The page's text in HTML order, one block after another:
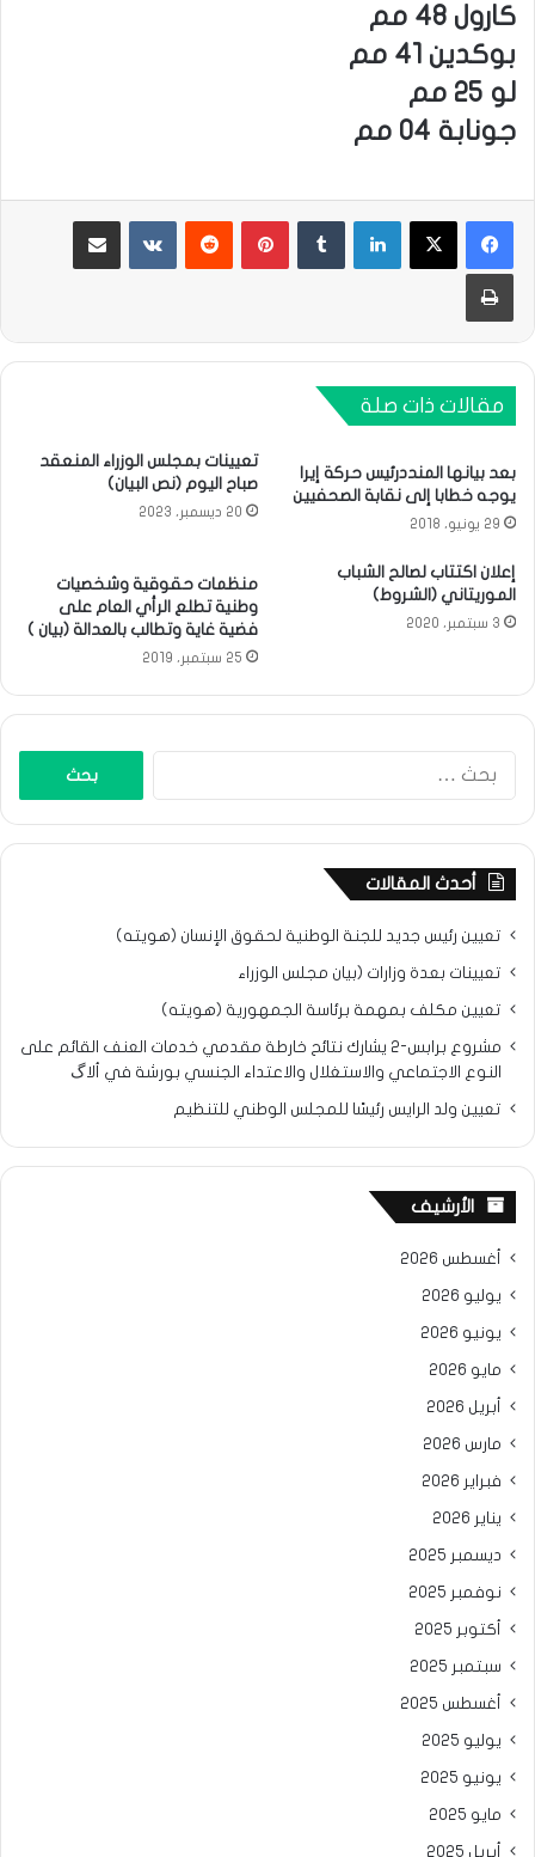
كارول 48 مم
بوكدين 41 مم
لو 25 مم
جونابة 04 مم
لينكدإن بينتيريست مشاركة عبر البريد
طباعة
مقالات ذات صلة
بعد بيانها المنددرئيس حركة إيرا
يوجه خطابا إلى نقابة الصحفيين
29 يونيو، 2018
تعيينات بمجلس الوزراء المنعقد
صباح اليوم (نص البيان)
20 ديسمبر، 2023
إعلان اكتتاب لصالح الشباب
الموريتاني (الشروط)
3 سبتمبر، 2020
منظمات حقوقية وشخصيات
وطنية تطلع الرأي العام على
فضية غاية وتطالب بالعدالة (بيان )
25 سبتمبر، 2019
أحدث المقالات
تعيين رئيس جديد للجنة الوطنية لحقوق الإنسان (هويته)
تعيينات بعدة وزارات (بيان مجلس الوزراء
تعيين مكلف بمهمة برئاسة الجمهورية (هويته)
مشروع برابس-2 يشارك نتائح خارطة مقدمي خدمات العنف القائم على
النوع الاجتماعي والاستغلال والاعتداء الجنسي بورشة في ألاگ
تعيين ولد الرايس رئيسًا للمجلس الوطني للتنظيم
الأرشيف
أغسطس 2026
يوليو 2026
يونيو 2026
مايو 2026
أبريل 2026
مارس 2026
فبراير 2026
يناير 2026
ديسمبر 2025
نوفمبر 2025
أكتوبر 2025
سبتمبر 2025
أغسطس 2025
يوليو 2025
يونيو 2025
مايو 2025
أبريل 2025